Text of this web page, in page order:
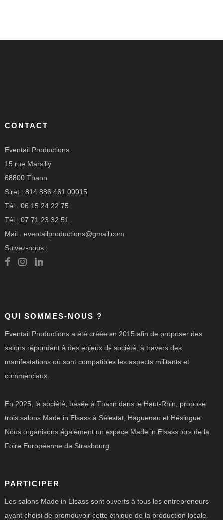
CONTACT
Eventail Productions
15 rue Marsilly
68800 Thann
Siret : 814 886 461 00015
Tél : 06 15 24 22 75
Tél : 07 71 23 32 51
Mail : eventailproductions@gmail.com
Suivez-nous :
QUI SOMMES-NOUS ?
Eventail Productions a été créée en 2015 afin de proposer des
salons répondant à des enjeux de société, à travers des
manifestations où sont compatibles les aspects militants et
commerciaux.
En 2025, la société, basée à Thann dans le Haut-Rhin, propose
trois salons Made in Elsass à Sélestat, Haguenau et Hésingue.
Nous organisons également un espace Made in Elsass lors de la
Foire Européenne de Strasbourg.
PARTICIPER
Les salons Made in Elsass sont ouverts à tous les entrepreneurs
ayant choisi de promouvoir cette éthique de la production locale.